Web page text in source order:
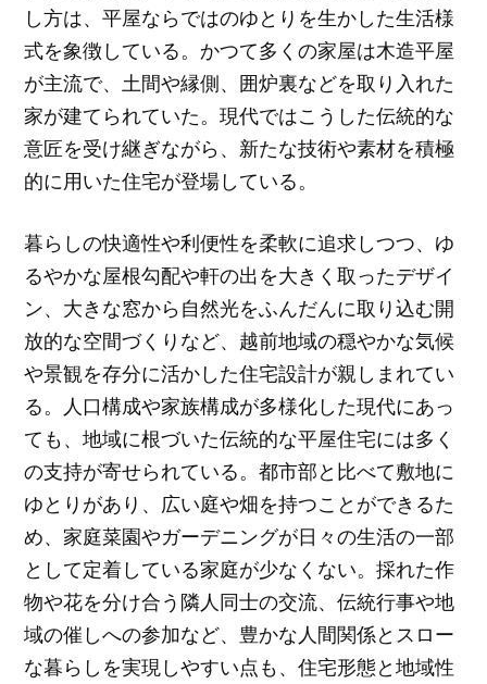
し方は、平屋ならではのゆとりを生かした生活様
式を象徴している。かつて多くの家屋は木造平屋
が主流で、土間や縁側、囲炉裏などを取り入れた
家が建てられていた。現代ではこうした伝統的な
意匠を受け継ぎながら、新たな技術や素材を積極
的に用いた住宅が登場している。
暮らしの快適性や利便性を柔軟に追求しつつ、ゆ
るやかな屋根勾配や軒の出を大きく取ったデザイ
ン、大きな窓から自然光をふんだんに取り込む開
放的な空間づくりなど、越前地域の穏やかな気候
や景観を存分に活かした住宅設計が親しまれてい
る。人口構成や家族構成が多様化した現代にあっ
ても、地域に根づいた伝統的な平屋住宅には多く
の支持が寄せられている。都市部と比べて敷地に
ゆとりがあり、広い庭や畑を持つことができるた
め、家庭菜園やガーデニングが日々の生活の一部
として定着している家庭が少なくない。採れた作
物や花を分け合う隣人同士の交流、伝統行事や地
域の催しへの参加など、豊かな人間関係とスロー
な暮らしを実現しやすい点も、住宅形態と地域性